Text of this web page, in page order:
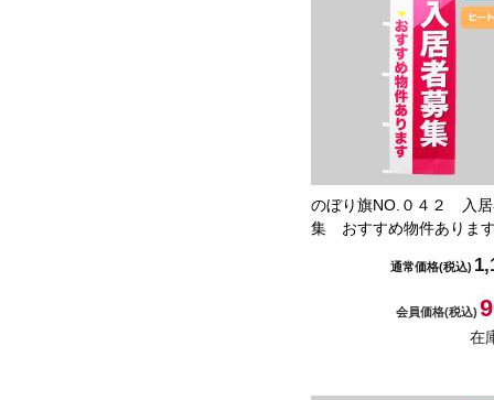
のぼり旗NO.０４２ 入
集 おすすめ物件ありま
通常価格(税込)
会員価格(税込)
在